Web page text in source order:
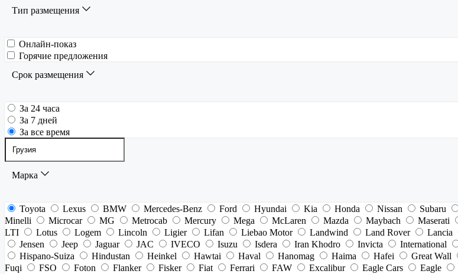
Тип размещения
Онлайн-показ
Горячие предложения
Срок размещения
За 24 часа
За 7 дней
За все время
Марка
Toyota Lexus BMW Mercedes-Benz Ford Hyundai Kia Honda Nissan Subaru
Minelli
Microcar MG Metrocab Mercury Mega McLaren Mazda Maybach Maserati
LTI
Lotus Logem Lincoln Ligier Lifan Liebao Motor Landwind Land Rover Lancia
Jensen
Jeep Jaguar JAC IVECO Isuzu Isdera Iran Khodro Invicta International
Hispano-Suiza
Hindustan Heinkel Hawtai Haval Hanomag Haima Hafei Great Wall
Fuqi
FSO Foton Flanker Fisker Fiat Ferrari FAW Excalibur Eagle Cars Eagle